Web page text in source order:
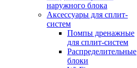
наружного блока
Аксессуары для сплит-
систем
Помпы дренажные
для сплит-систем
Распределительные
блоки